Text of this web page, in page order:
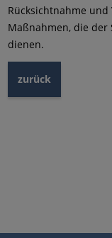
Rücksichtnahme
Maßnahmen, die
dienen.
zurück